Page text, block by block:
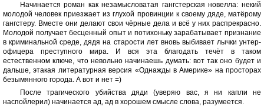
Начинается роман как незамысловатая гангстерская новелла: некий
молодой человек приезжает из глухой провинции к своему дяде, матёрому
гангстеру. Вместе они делают свои чёрные дела и всё у них распрекрасно.
Молодой получает бесценный опыт и потихоньку зарабатывает признание
в криминальной среде, дядя на старости лет вновь выбивает лычки унтер-
офицера преступного мира. И вся эта благодать течёт в таком
естественном ключе, что невольно начинаешь думать: вот так оно будет и
дальше, этакая литературная версия «Однажды в Америке» на просторах
безымянного города. А вот и нет =)
После трагического убийства дяди (уверяю вас, я ни капли не
наспойлерил) начинается ад, ад в хорошем смысле слова, разумеется.